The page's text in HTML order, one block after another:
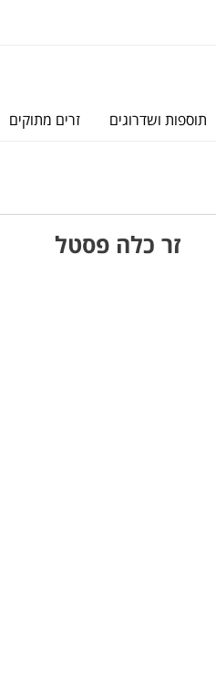
תוספות ושדרוגים זרים מתוקים
זר כלה פסטל